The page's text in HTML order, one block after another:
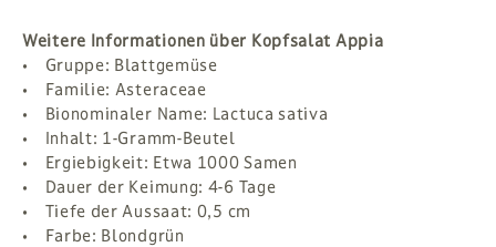
Weitere Informationen über Kopfsalat Appia
• Gruppe: Blattgemüse
• Familie: Asteraceae
• Bionominaler Name: Lactuca sativa
• Inhalt: 1-Gramm-Beutel
• Ergiebigkeit: Etwa 1000 Samen
• Dauer der Keimung: 4-6 Tage
• Tiefe der Aussaat: 0,5 cm
• Farbe: Blondgrün